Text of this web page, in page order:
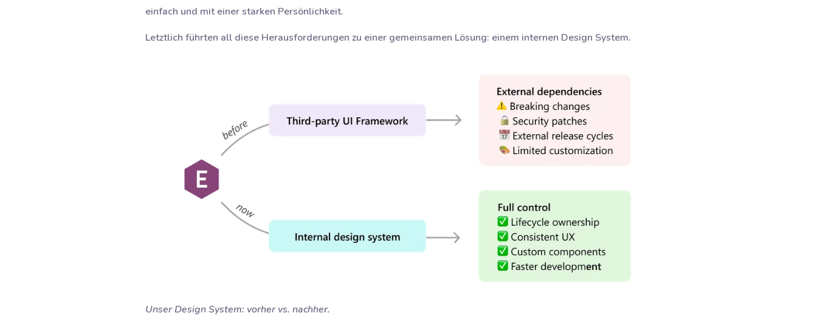
einfach und mit einer starken Persönlichkeit.
Letztlich führten all diese Herausforderungen zu einer gemeinsamen Lösung: einem internen Design System.
Unser Design System: vorher vs. nachher.